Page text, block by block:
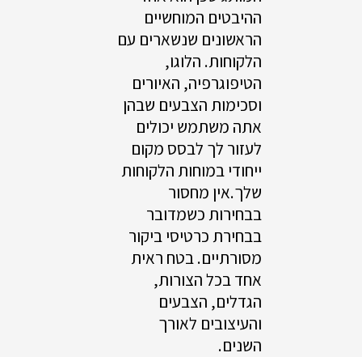
ההיבטים המוחשיים
הראשונים שנשארים עם
הלקוחות. הלוגו,
הטיפוגרפיה, האיורים
וסכימות הצבעים שבהן
אתה משתמש יכולים
לעזור לך לבסס מקום
ייחודי במוחות הלקוחות
שלך.אין מחסור
בבחירות כשמדובר
בבחירת כרטיסי ביקור
מסורתיים. בטח ראית
אחד בכל הצורות,
הגדלים, הצבעים
והעיצובים לאורך
השנים.